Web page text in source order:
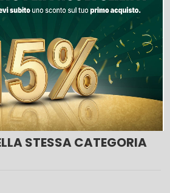
Al Carrello
STESSA CATEGORIA